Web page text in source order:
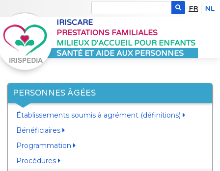
FR NL
IRISCARE
PRESTATIONS FAMILIALES
MILIEUX D'ACCUEIL POUR ENFANTS
SANTÉ ET AIDE AUX PERSONNES
PERSONNES ÂGÉES
Établissements soumis à agrément (définitions)
Bénéficiaires
Programmation
Procédures